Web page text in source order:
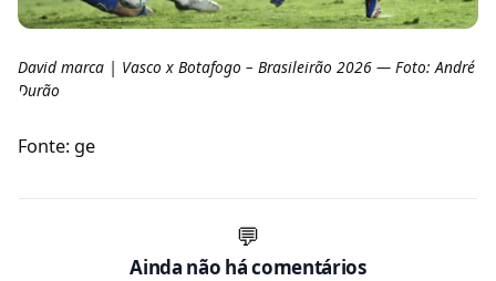
David marca | Vasco x Botafogo – Brasileirão 2026 — Foto: André
Durão
Fonte: ge
💬
Ainda não há comentários